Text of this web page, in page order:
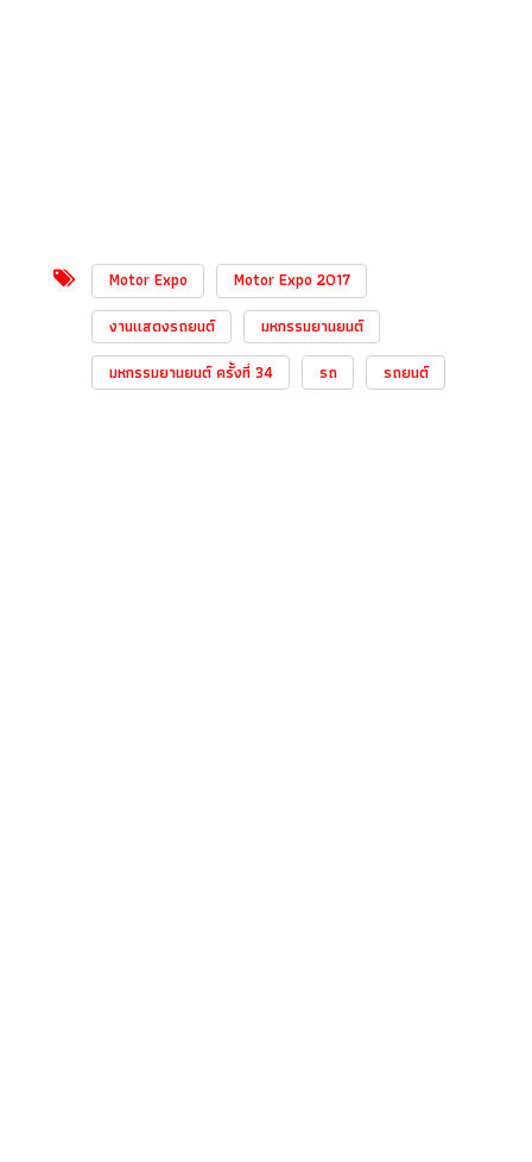
Motor Expo
Motor Expo 2017
งานแสดงรถยนต์
มหกรรมยานยนต์
มหกรรมยานยนต์ ครั้งที่ 34
รถ รถยนต์